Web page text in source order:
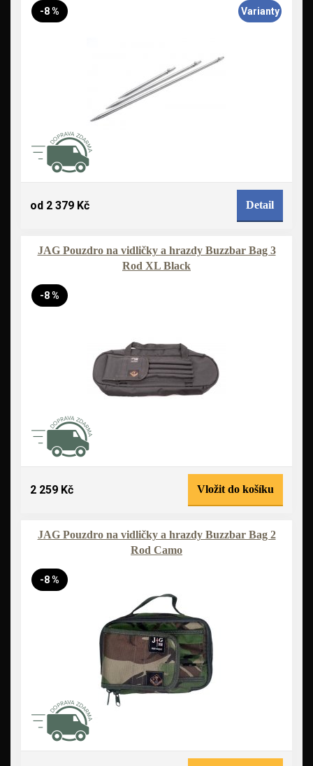
-8 % Varianty
od 2 379 Kč Detail
JAG Pouzdro na vidličky a hrazdy Buzzbar Bag 3
Rod XL Black
-8 %
2 259 Kč Vložit do košíku
JAG Pouzdro na vidličky a hrazdy Buzzbar Bag 2
Rod Camo
-8 %